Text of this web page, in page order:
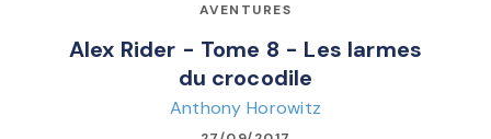
AVENTURES
Alex Rider - Tome 8 - Les larmes
du crocodile
Anthony Horowitz